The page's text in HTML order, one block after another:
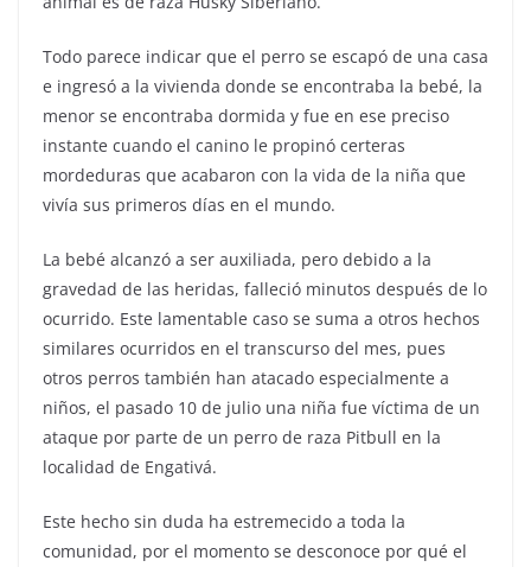
Todo parece indicar que el perro se escapó de una casa
e ingresó a la vivienda donde se encontraba la bebé, la
menor se encontraba dormida y fue en ese preciso
instante cuando el canino le propinó certeras
mordeduras que acabaron con la vida de la niña que
vivía sus primeros días en el mundo.
La bebé alcanzó a ser auxiliada, pero debido a la
gravedad de las heridas, falleció minutos después de lo
ocurrido. Este lamentable caso se suma a otros hechos
similares ocurridos en el transcurso del mes, pues
otros perros también han atacado especialmente a
niños, el pasado 10 de julio una niña fue víctima de un
ataque por parte de un perro de raza Pitbull en la
localidad de Engativá.
Este hecho sin duda ha estremecido a toda la
comunidad, por el momento se desconoce por qué el